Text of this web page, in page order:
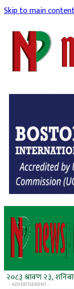
Skip to main
२०८३ श्रावण २३,
- ADVERTISEMENT -